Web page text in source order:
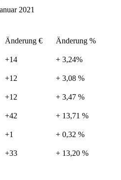
2021
Änderung € Änderung %
+14 + 3,24%
+12 + 3,08 %
+12 + 3,47 %
+42 + 13,71 %
+1 + 0,32 %
+33 + 13,20 %